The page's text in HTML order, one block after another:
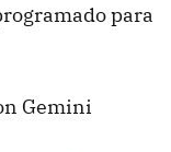
para
Gemini